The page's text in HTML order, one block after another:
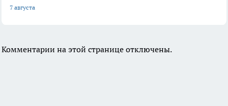
7 августа
Комментарии на этой странице отключены.